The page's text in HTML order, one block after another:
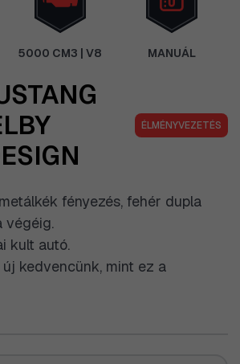
5000 CM3 | V8 MANUÁL
ÉLMÉNYVEZETÉS
fényezés, fehér dupla
végéig.
kult autó.
kedvencünk, mint ez a
egy zabolátlan fenevadat,